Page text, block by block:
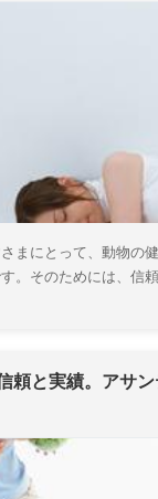
まにとって、動物の
。そのためには、信
頼と実績。アサ